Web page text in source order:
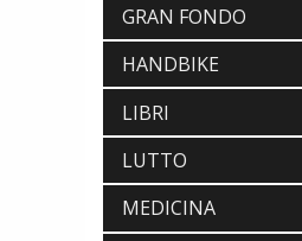
GRAN FONDO
HANDBIKE
LIBRI
LUTTO
MEDICINA